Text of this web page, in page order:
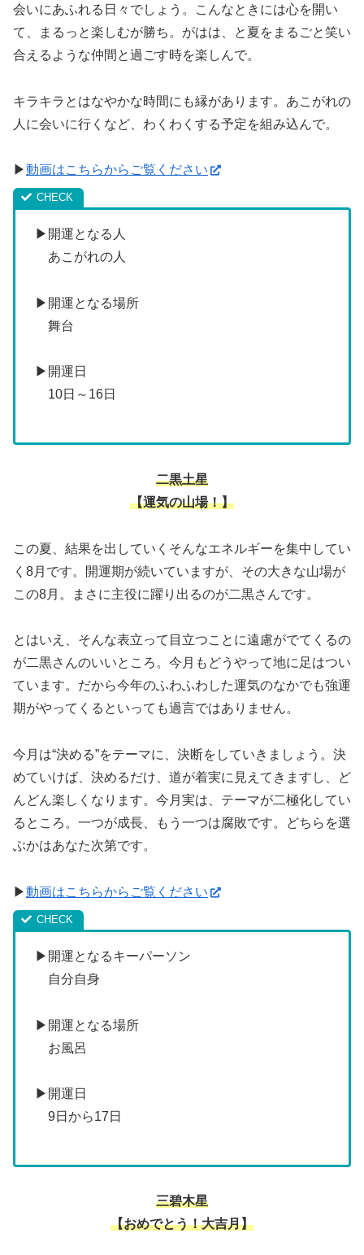
会いにあふれる日々でしょう。こんなときには心を開い
て、まるっと楽しむが勝ち。がはは、と夏をまるごと笑い
合えるような仲間と過ごす時を楽しんで。
キラキラとはなやかな時間にも縁があります。あこがれの
人に会いに行くなど、わくわくする予定を組み込んで。
▶動画はこちらからご覧ください
▶開運となる人
あこがれの人
▶開運となる場所
舞台
▶開運日
10日～16日
二黒土星
【運気の山場！】
この夏、結果を出していくそんなエネルギーを集中してい
く8月です。開運期が続いていますが、その大きな山場が
この8月。まさに主役に躍り出るのが二黒さんです。
とはいえ、そんな表立って目立つことに遠慮がでてくるの
が二黒さんのいいところ。今月もどうやって地に足はつい
ています。だから今年のふわふわした運気のなかでも強運
期がやってくるといっても過言ではありません。
今月は“決める”をテーマに、決断をしていきましょう。決
めていけば、決めるだけ、道が着実に見えてきますし、ど
んどん楽しくなります。今月実は、テーマが二極化してい
るところ。一つが成長、もう一つは腐敗です。どちらを選
ぶかはあなた次第です。
▶動画はこちらからご覧ください
▶開運となるキーパーソン
自分自身
▶開運となる場所
お風呂
▶開運日
9日から17日
三碧木星
【おめでとう！大吉月】